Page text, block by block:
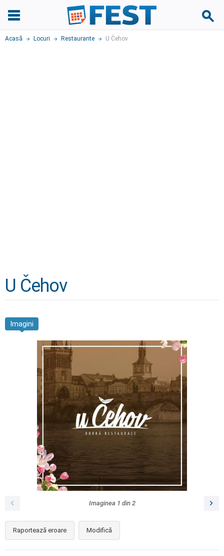
Acasă Locuri Restaurante U Čehov
U Čehov
Imagini
Imaginea 1 din 2
Raportează eroare Modifică